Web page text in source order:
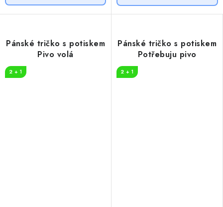
Pánské tričko s potiskem
Pivo volá
2 + 1
Pánské tričko s potiskem
Potřebuju pivo
2 + 1